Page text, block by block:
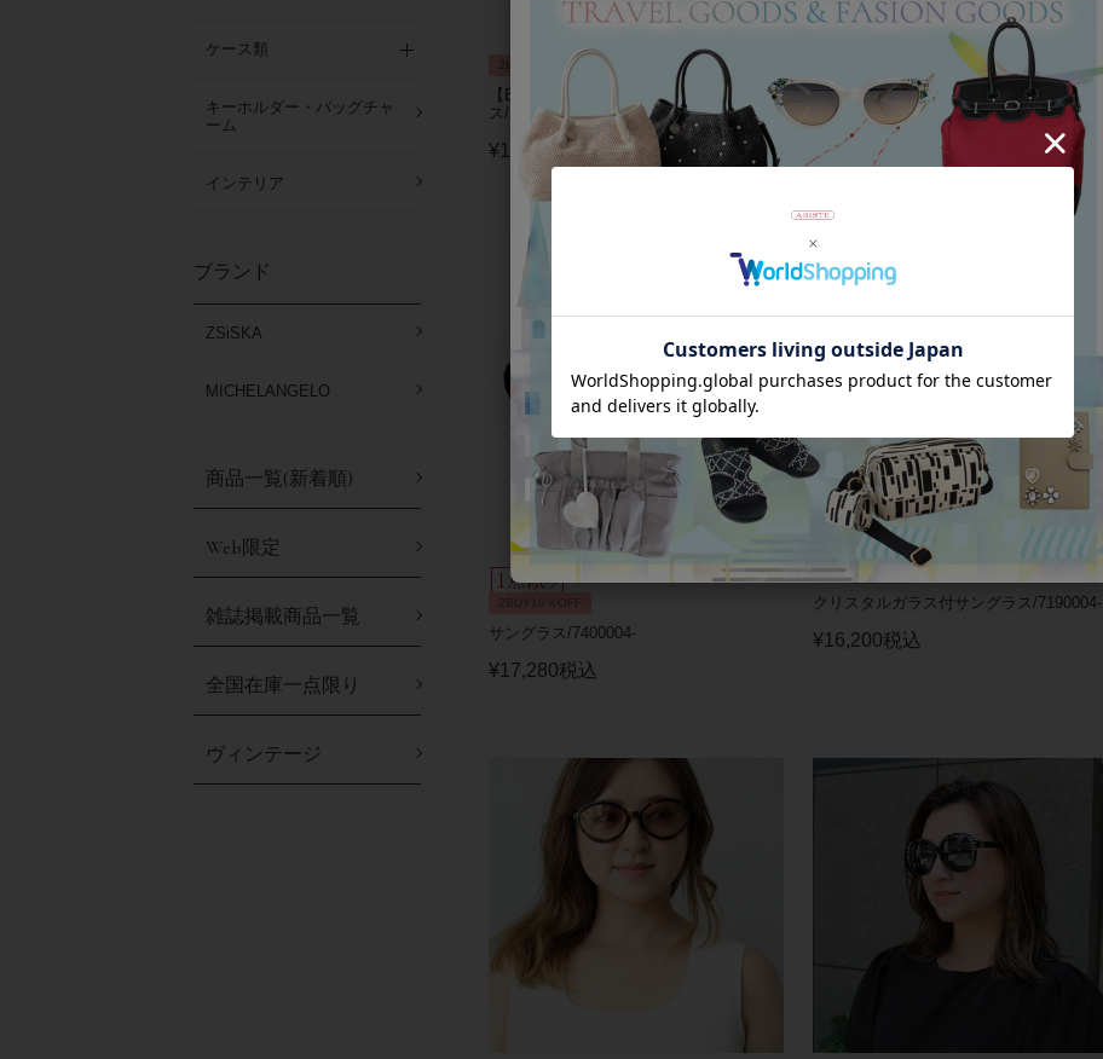
ケース類
キーホルダー・バッグチャ
ーム
インテリア
ブランド
ZSiSKA
MICHELANGELO
商品一覧(新着順)
Web限定
雑誌掲載商品一覧
全国在庫一点限り
ヴィンテージ
2BUY10％OFF
【Eye-Bi】クリスタルガラス付サングラ
ス/7160007-
¥19,440税込
クリスタルガラス付きバタフライ型サン
グラス
19,440税込
2BUY10％OFF
サングラス/7400004-
¥17,280税込
2BUY10％OFF
クリスタルガラス付サングラス/7190004-
¥16,200税込